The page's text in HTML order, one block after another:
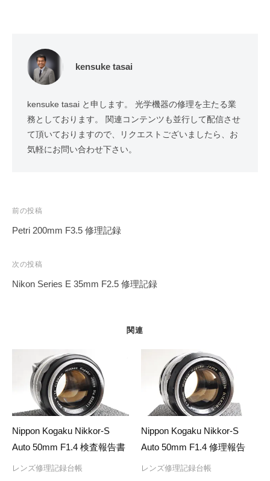
kensuke tasai
kensuke tasai と申します。 光学機器の修理を主たる業
務としております。 関連コンテンツも並行して配信させ
て頂いておりますので、リクエストございましたら、お
気軽にお問い合わせ下さい。
投
稿
ビ
ゲ
前の投稿
Petri 200mm F3.5 修理記録
次の投稿
Nikon Series E 35mm F2.5 修理記録
関連
Nippon Kogaku Nikkor-S
Auto 50mm F1.4 検査報告書
レンズ修理記録台帳
Nippon Kogaku Nikkor-S
Auto 50mm F1.4 修理報告
レンズ修理記録台帳